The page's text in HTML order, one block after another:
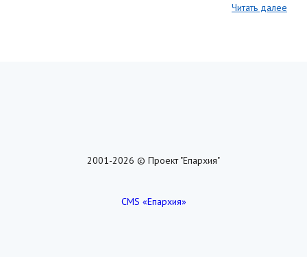
Читать далее
2001-2026 © Проект "Епархия"
CMS «Епархия»